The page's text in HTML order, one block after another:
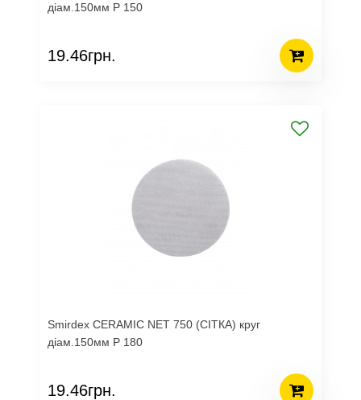
діам.150мм Р 150
19.46грн.
Smirdex CERAMIC NET 750 (СІТКА) круг
діам.150мм Р 180
19.46грн.